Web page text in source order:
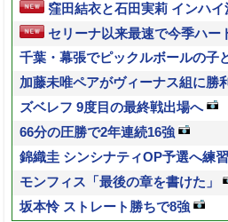
窪田結衣と石田実莉 インハイ
セリーナ以来最速で今季ハー
千葉・幕張でピックルボールの子
加藤未唯ペアがヴィーナス組に勝
ズベレフ 9度目の最終戦出場へ
66分の圧勝で2年連続16強
錦織圭 シンシナティOP予選へ練習
モンフィス「最後の章を書けた」
坂本怜 ストレート勝ちで8強